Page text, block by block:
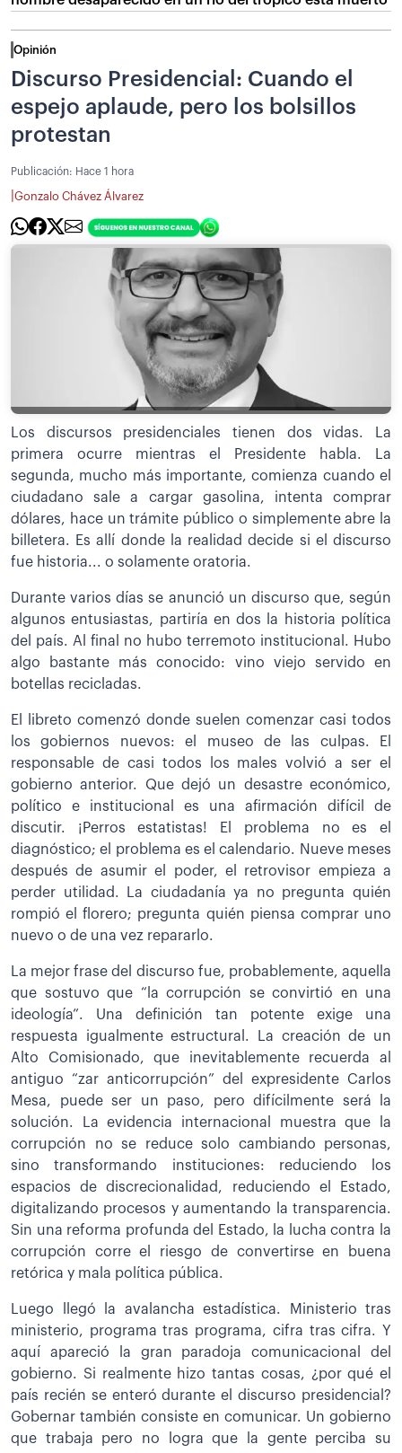
Opinión
Discurso Presidencial: Cuando el
espejo aplaude, pero los bolsillos
protestan
Publicación: Hace 1 hora
Gonzalo Chávez Álvarez
Los discursos presidenciales tienen dos vidas. La
primera ocurre mientras el Presidente habla. La
segunda, mucho más importante, comienza cuando el
ciudadano sale a cargar gasolina, intenta comprar
dólares, hace un trámite público o simplemente abre la
billetera. Es allí donde la realidad decide si el discurso
fue historia... o solamente oratoria.
Durante varios días se anunció un discurso que, según
algunos entusiastas, partiría en dos la historia política
del país. Al final no hubo terremoto institucional. Hubo
algo bastante más conocido: vino viejo servido en
botellas recicladas.
El libreto comenzó donde suelen comenzar casi todos
los gobiernos nuevos: el museo de las culpas. El
responsable de casi todos los males volvió a ser el
gobierno anterior. Que dejó un desastre económico,
político e institucional es una afirmación difícil de
discutir. ¡Perros estatistas! El problema no es el
diagnóstico; el problema es el calendario. Nueve meses
después de asumir el poder, el retrovisor empieza a
perder utilidad. La ciudadanía ya no pregunta quién
rompió el florero; pregunta quién piensa comprar uno
nuevo o de una vez repararlo.
La mejor frase del discurso fue, probablemente, aquella
que sostuvo que “la corrupción se convirtió en una
ideología”. Una definición tan potente exige una
respuesta igualmente estructural. La creación de un
Alto Comisionado, que inevitablemente recuerda al
antiguo “zar anticorrupción” del expresidente Carlos
Mesa, puede ser un paso, pero difícilmente será la
solución. La evidencia internacional muestra que la
corrupción no se reduce solo cambiando personas,
sino transformando instituciones: reduciendo los
espacios de discrecionalidad, reduciendo el Estado,
digitalizando procesos y aumentando la transparencia.
Sin una reforma profunda del Estado, la lucha contra la
corrupción corre el riesgo de convertirse en buena
retórica y mala política pública.
Luego llegó la avalancha estadística. Ministerio tras
ministerio, programa tras programa, cifra tras cifra. Y
aquí apareció la gran paradoja comunicacional del
gobierno. Si realmente hizo tantas cosas, ¿por qué el
país recién se enteró durante el discurso presidencial?
Gobernar también consiste en comunicar. Un gobierno
que trabaja pero no logra que la gente perciba su